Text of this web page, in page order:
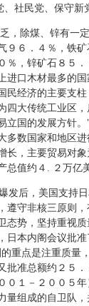
社民党、保守新
，除煤、锌有一
９６．４％，铁矿
％，锌矿石８５
口木材最多的国
民经济的主要支柱
四大传统工业区
立国的发展方针
多数国家和地区
长，主要贸易对
值约４. ２万亿
发后，美国支持
守非核三原则
态势，坚持重视
日本内阁会议批
重点是注重质量
准总额约２５
０１－２００５
量组成的自卫队